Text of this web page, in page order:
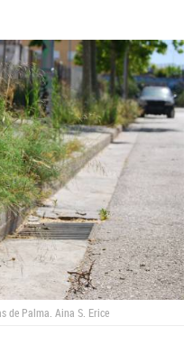
de Palma. Aina S. Erice